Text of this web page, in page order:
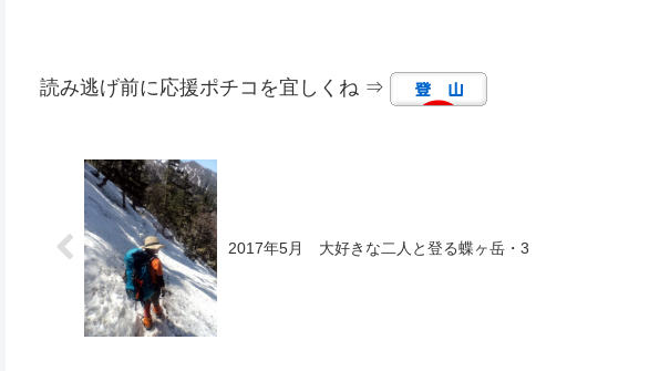
読み逃げ前に応援ポチコを宜しくね ⇒
2017年5月 大好きな二人と登る蝶ヶ岳・3